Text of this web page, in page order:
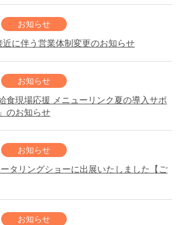
お知らせ
に伴う営業体制変更のお知らせ
お知らせ
食現場応援 メニューリンク夏の導入サポ
のお知らせ
お知らせ
タリングショーに出展いたしました【ご
お知らせ